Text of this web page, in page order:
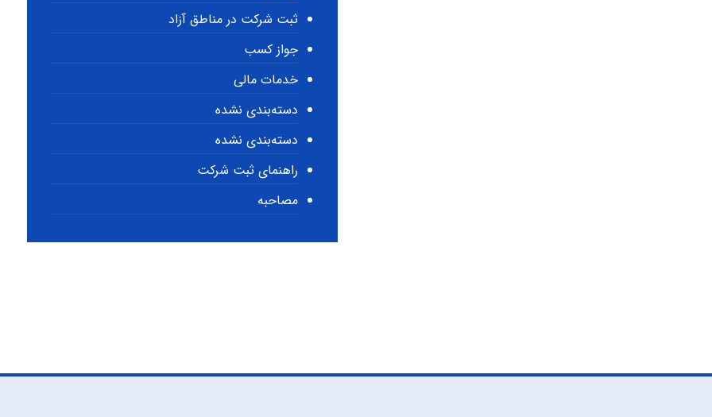
ثبت شرکت در مناطق آزاد
جواز کسب
خدمات مالی
دسته‌بندی نشده
دسته‌بندی نشده
راهنمای ثبت شرکت
مصاحبه